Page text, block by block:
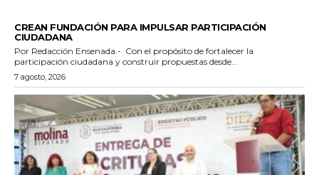
CREAN FUNDACIÓN PARA IMPULSAR PARTICIPACIÓN
CIUDADANA
Por Redacción Ensenada.- Con el propósito de fortalecer la
participación ciudadana y construir propuestas desde...
7 agosto, 2026